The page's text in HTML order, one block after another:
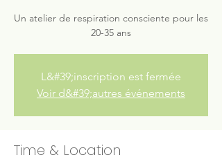
Un atelier de respiration consciente pour les
20-35 ans
L&#39;inscription est fermée
Voir d&#39;autres événements
Time & Location